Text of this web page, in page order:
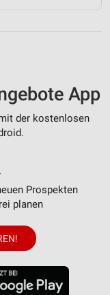
App
der kostenlosen
Prospekten
planen